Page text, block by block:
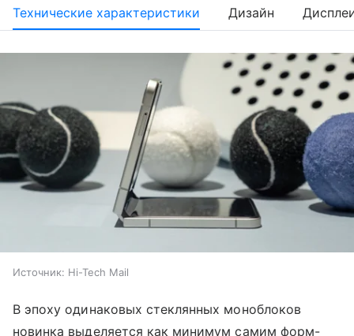
Технические характеристики Дизайн
Источник: Hi-Tech Mail
В эпоху одинаковых стеклянных моноблоков
новинка выделяется как минимум самим форм-